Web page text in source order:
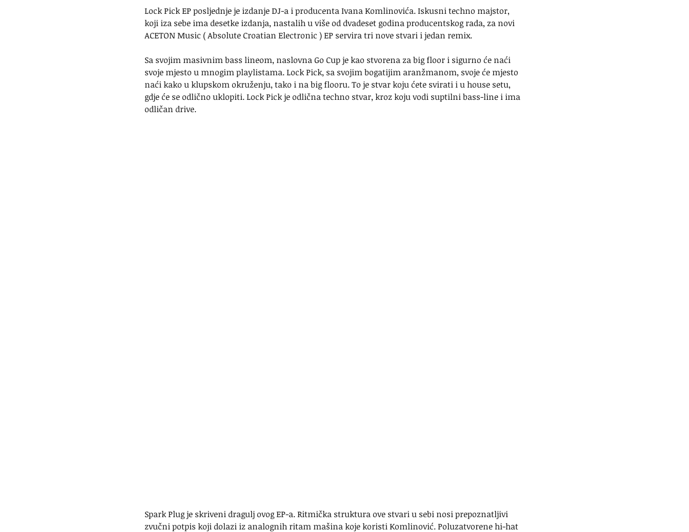
Lock Pick EP posljednje je izdanje DJ-a i producenta Ivana Komlinovića. Iskusni techno majstor,
koji iza sebe ima desetke izdanja, nastalih u više od dvadeset godina producentskog rada, za novi
ACETON Music ( Absolute Croatian Electronic ) EP servira tri nove stvari i jedan remix.
Sa svojim masivnim bass lineom, naslovna Go Cup je kao stvorena za big floor i sigurno će naći
svoje mjesto u mnogim playlistama. Lock Pick, sa svojim bogatijim aranžmanom, svoje će mjesto
naći kako u klupskom okruženju, tako i na big flooru. To je stvar koju ćete svirati i u house setu,
gdje će se odlično uklopiti. Lock Pick je odlična techno stvar, kroz koju vodi suptilni bass-line i ima
odličan drive.
Spark Plug je skriveni dragulj ovog EP-a. Ritmička struktura ove stvari u sebi nosi prepoznatljivi
zvučni potpis koji dolazi iz analognih ritam mašina koje koristi Komlinović. Poluzatvorene hi-hat